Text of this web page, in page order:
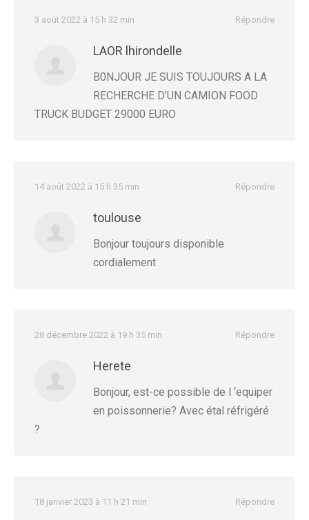
Répondre
3 août 2022 à 15 h 32 min
LAOR lhirondelle
B0NJOUR JE SUIS TOUJOURS A LA
RECHERCHE D’UN CAMION FOOD
TRUCK BUDGET 29000 EURO
Répondre
14 août 2022 à 15 h 35 min
toulouse
Bonjour toujours disponible
cordialement
Répondre
28 décembre 2022 à 19 h 35 min
Herete
Bonjour, est-ce possible de l ‘equiper
en poissonnerie? Avec étal réfrigéré
?
Répondre
18 janvier 2023 à 11 h 21 min